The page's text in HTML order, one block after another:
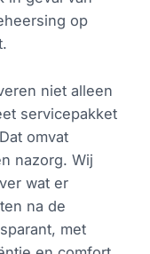
op
niet alleen
servicepakket
omvat
nazorg. Wij
wat er
na de
met